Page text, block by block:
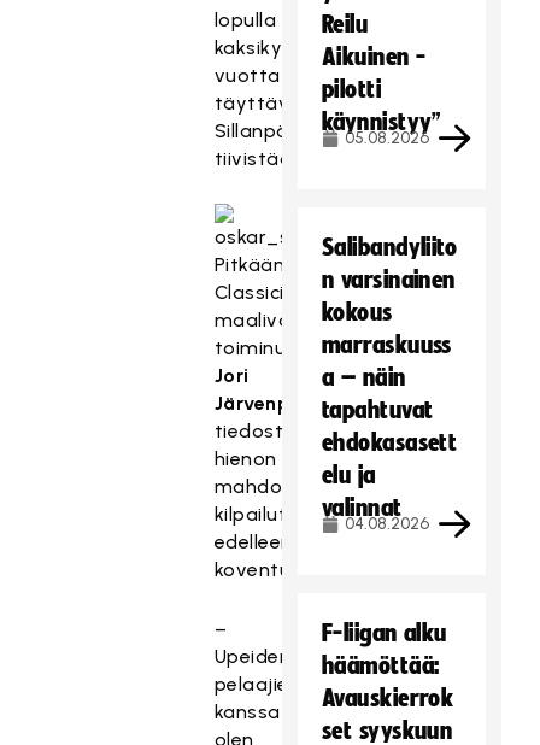
lopulla
kaksikymmentä
vuotta
täyttävä
Sillanpää
tiivistää.
Pitkään
Classicin
maalivahtivalmentajana
toiminut
Jori
Järvenpää
tiedostaa
hienon
mahdollisuuden
kilpailutilanteen
edelleen
koventuessa.
–
Upeiden
pelaajien
kanssa
olen
Reilu
Aikuinen -
pilotti
käynnistyy”
05.08.2026
Salibandyliito
n varsinainen
kokous
marraskuuss
a – näin
tapahtuvat
ehdokasasett
elu ja
valinnat
04.08.2026
F-liigan alku
häämöttää:
Avauskierrok
set syyskuun